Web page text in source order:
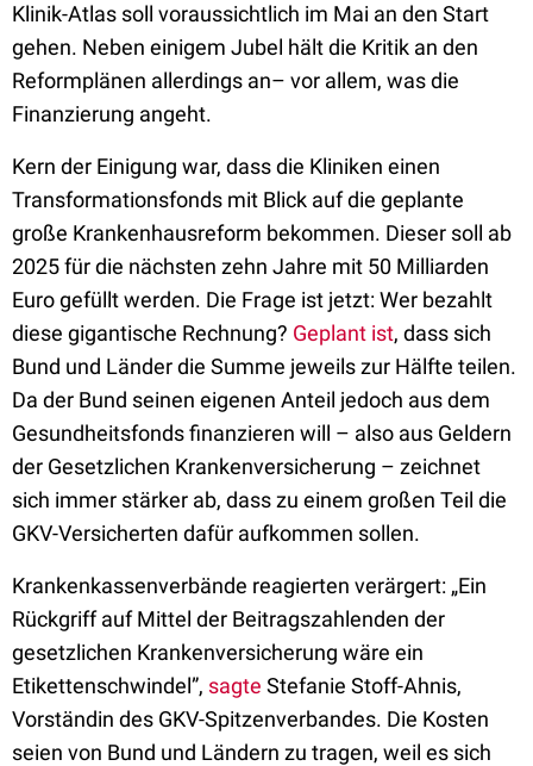
Klinik-Atlas soll voraussichtlich im Mai an den Start
gehen. Neben einigem Jubel hält die Kritik an den
Reformplänen allerdings an– vor allem, was die
Finanzierung angeht.
Kern der Einigung war, dass die Kliniken einen
Transformationsfonds mit Blick auf die geplante
große Krankenhausreform bekommen. Dieser soll ab
2025 für die nächsten zehn Jahre mit 50 Milliarden
Euro gefüllt werden. Die Frage ist jetzt: Wer bezahlt
diese gigantische Rechnung? Geplant ist, dass sich
Bund und Länder die Summe jeweils zur Hälfte teilen.
Da der Bund seinen eigenen Anteil jedoch aus dem
Gesundheitsfonds finanzieren will – also aus Geldern
der Gesetzlichen Krankenversicherung – zeichnet
sich immer stärker ab, dass zu einem großen Teil die
GKV-Versicherten dafür aufkommen sollen.
Krankenkassenverbände reagierten verärgert: „Ein
Rück­griff auf Mittel der Beitragszahlenden der
gesetzlichen Krankenversicherung wäre ein
Etikettenschwin­del”, sagte Stefanie Stoff-Ahnis,
Vorständin des GKV-Spitzenverbandes. Die Kosten
seien von Bund und Ländern zu tragen, weil es sich